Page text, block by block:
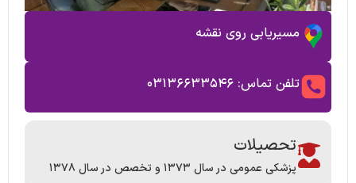
مسیریابی روی نقشه
تلفن تماس: ۰۳۱۳۶۶۳۳۵۴۶
تحصیلات
پزشکی عمومی در سال ۱۳۷۳ و تخصص در سال ۱۳۷۸